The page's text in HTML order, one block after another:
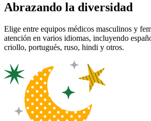
Abrazando la diversidad
Elige entre equipos médicos masculinos y
atención en varios idiomas, incluyendo
criollo, portugués, ruso, hindi y otros.